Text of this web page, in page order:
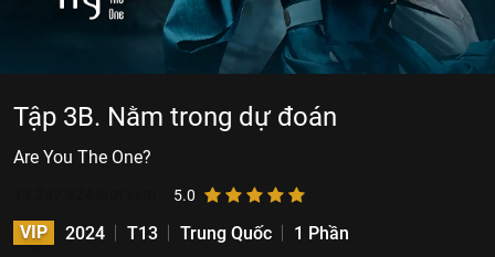
Tập 3B. Nằm trong dự đoán
Are You The One?
5.0
VIP 2024 T13 Trung Quốc
1 Phần